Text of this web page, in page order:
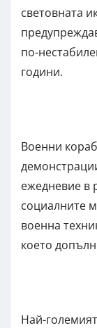
световната
по-
години.
Военни
ежедневие в
социалните
военна
което
Най-